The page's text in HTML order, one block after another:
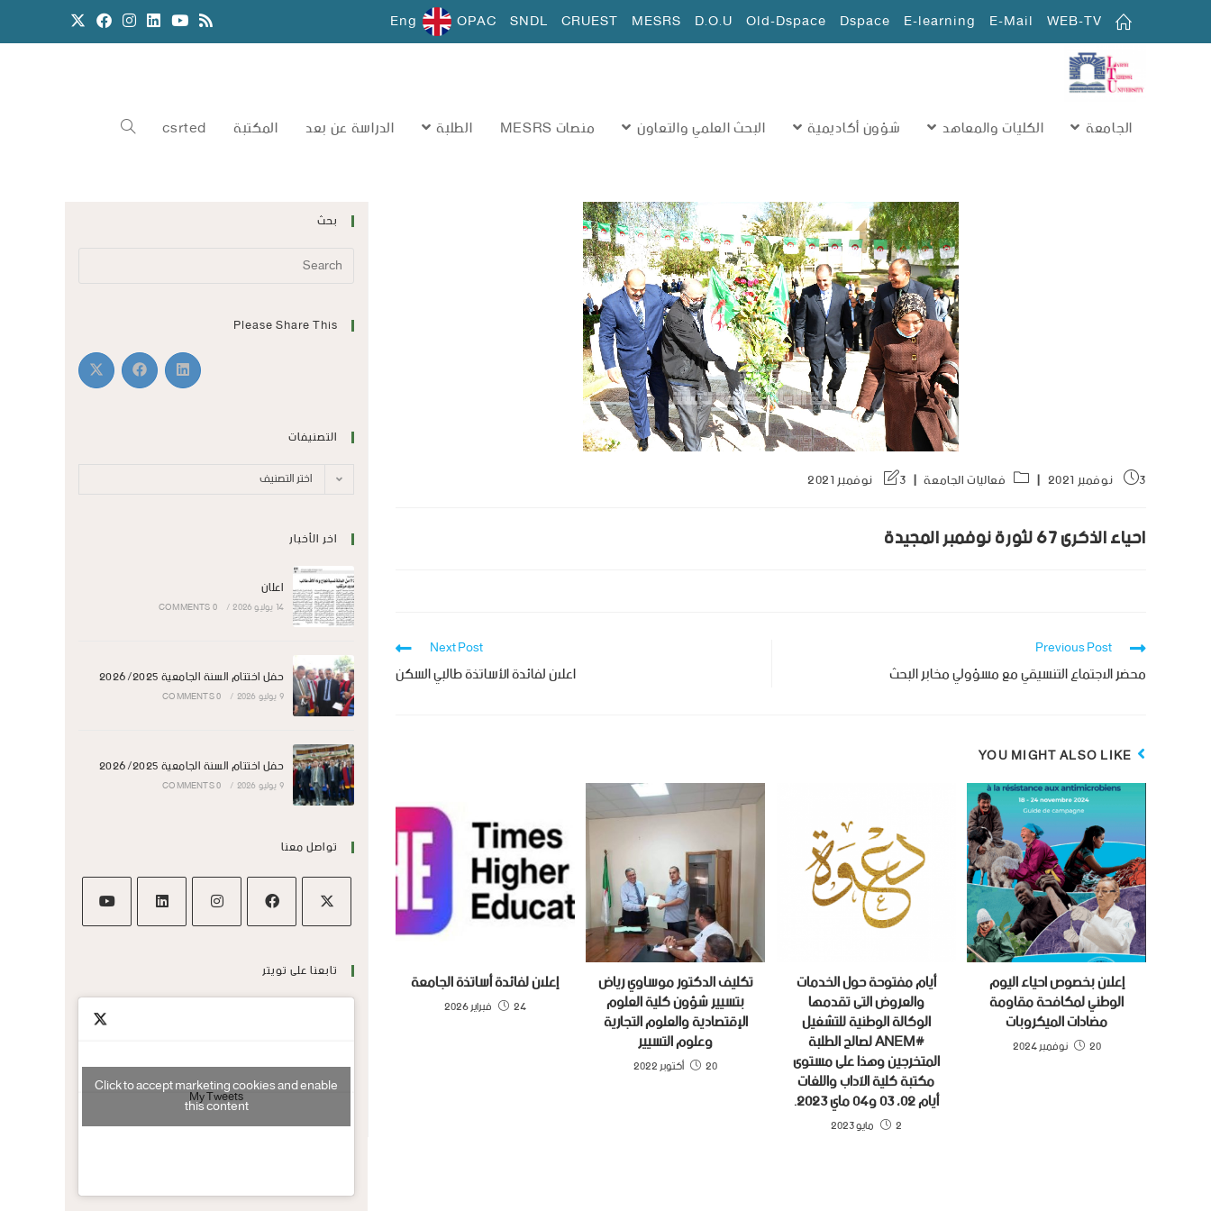
WEB-TV
E-Mail
E-learning
Dspace
Old-Dspace
D.O.U
MESRS
CRUEST
SNDL
OPAC
Eng
الجامعة الكليات والمعاهد شؤون أكاديمية البحث العلمي والتعاون منصات MESRS الطلبة الدراسة عن بعد المكتبة csrted
3 نوفمبر 2021 فعاليات الجامعة 3 نوفمبر 2021
احياء الذكرى ٦٧ لثورة نوفمبر المجيدة
Previous Post
محضر الاجتماع التنسيقي مع مسؤولي مخابر البحث
Next Post
اعلان لفائدة الأساتذة طالبي السكن
YOU MIGHT ALSO LIKE
إعلان لفائدة أساتذة الجامعة
24 فبراير 2026
تكليف الدكتور موساوي رياض
بتسيير شؤون كلية العلوم
الإقتصادية والعلوم التجارية
وعلوم التسيير
20 أكتوبر 2022
أيام مفتوحة حول الخدمات
والعروض التى تقدمها
الوكالة الوطنية للتشغيل
#ANEM لصالح الطلبة
المتخرجين وهذا على مستوى
مكتبة كلية الآداب واللغات
أيام 02، 03 و04 ماي 2023.
2 مايو 2023
إعلان بخصوص احياء اليوم
الوطني لمكافحة مقاومة
مضادات الميكروبات
20 نوفمبر 2024
بحث
Please Share This
التصنيفات
اختر التصنيف
اخر الأخبار
اعلان
14 يوليو 2026 /
0 COMMENTS
حفل اختتام السنة الجامعية 2026/2025
9 يوليو 2026 /
0 COMMENTS
حفل اختتام السنة الجامعية 2026/2025
9 يوليو 2026 /
0 COMMENTS
تواصل معنا
تابعنا على تويتر
My Tweets
Click to accept marketing cookies and enable
this content